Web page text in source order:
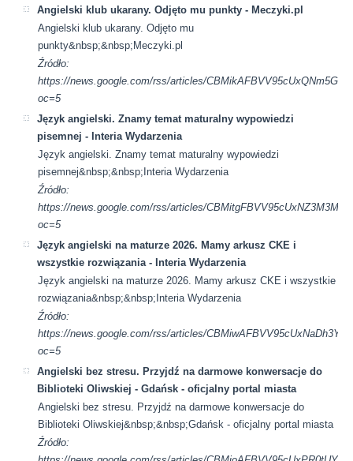
Angielski klub ukarany. Odjęto mu punkty - Meczyki.pl
Angielski klub ukarany. Odjęto mu
punkty&nbsp;&nbsp;Meczyki.pl
Źródło:
https://news.google.com/rss/articles/
oc=5
Język angielski. Znamy temat maturalny wypowiedzi
pisemnej - Interia Wydarzenia
Język angielski. Znamy temat maturalny wypowiedzi
pisemnej&nbsp;&nbsp;Interia Wydarzenia
Źródło:
https://news.google.com/rss/articles/
oc=5
Język angielski na maturze 2026. Mamy arkusz CKE i
wszystkie rozwiązania - Interia Wydarzenia
Język angielski na maturze 2026. Mamy arkusz CKE i wszystkie
rozwiązania&nbsp;&nbsp;Interia Wydarzenia
Źródło:
https://news.google.com/rss/articles/
oc=5
Angielski bez stresu. Przyjdź na darmowe konwersacje do
Biblioteki Oliwskiej - Gdańsk - oficjalny portal miasta
Angielski bez stresu. Przyjdź na darmowe konwersacje do
Biblioteki Oliwskiej&nbsp;&nbsp;Gdańsk - oficjalny portal miasta
Źródło: